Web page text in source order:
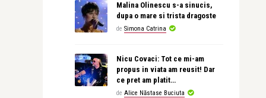
Malina Olinescu s-a sinucis,
dupa o mare si trista dragoste
de Simona Catrina
Nicu Covaci: Tot ce mi-am
propus in viata am reusit! Dar
ce pret am platit…
de Alice Năstase Buciuta